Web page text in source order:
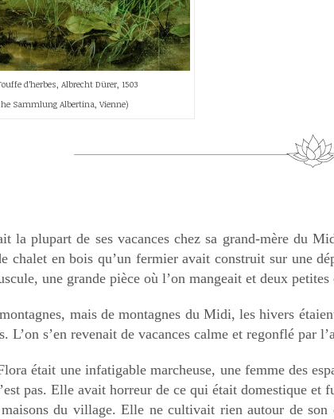
d’herbes, Albrecht Dürer, 1503
Sammlung Albertina, Vienne)
la plupart de ses vacances chez sa grand-mère du
chalet en bois qu’un fermier avait construit sur une
une grande pièce où l’on mangeait et deux
mais de montagnes du Midi, les hivers
L’on s’en revenait de vacances calme et regonflé
était une infatigable marcheuse, une femme des
pas. Elle avait horreur de ce qui était domestique
maisons du village. Elle ne cultivait rien autour de